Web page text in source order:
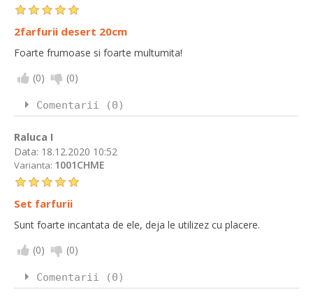
2farfurii desert 20cm
Foarte frumoase si foarte multumita!
(0) (0)
Comentarii (0)
Raluca I
Data: 18.12.2020 10:52
Varianta: 1001CHME
Set farfurii
Sunt foarte incantata de ele, deja le utilizez cu placere.
(0) (0)
Comentarii (0)